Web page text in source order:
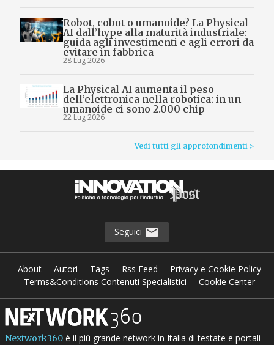
Robot, cobot o umanoide? La Physical
AI dall’hype alla maturità industriale:
guida agli investimenti e agli errori da
evitare in fabbrica
28 Lug 2026
La Physical AI aumenta il peso
dell’elettronica nella robotica: in un
umanoide ci sono 2.000 chip
22 Lug 2026
Vedi tutti gli approfondimenti >
Seguici
About Autori Tags Rss Feed
Privacy e Cookie Policy
Terms&Conditions Contenuti Specialistici
Cookie Center
Nextwork360è il più grande network in Italia di testate e portali